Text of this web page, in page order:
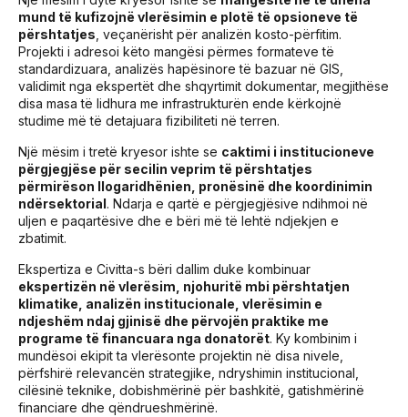
mund të kufizojnë vlerësimin e plotë të opsioneve të
përshtatjes , veçanërisht për analizën kosto-përfitim.
Projekti i adresoi këto mangësi përmes formateve të
standardizuara, analizës hapësinore të bazuar në GIS,
validimit nga ekspertët dhe shqyrtimit dokumentar, megjithëse
disa masa të lidhura me infrastrukturën ende kërkojnë
studime më të detajuara fizibiliteti në terren.
Një mësim i tretë kryesor ishte se caktimi i institucioneve
përgjegjëse për secilin veprim të përshtatjes
përmirëson llogaridhënien, pronësinë dhe koordinimin
ndërsektorial. Ndarja e qartë e përgjegjësive ndihmoi në
uljen e paqartësive dhe e bëri më të lehtë ndjekjen e
zbatimit.
Ekspertiza e Civitta-s bëri dallim duke kombinuar
ekspertizën në vlerësim, njohuritë mbi përshtatjen
klimatike, analizën institucionale, vlerësimin e
ndjeshëm ndaj gjinisë dhe përvojën praktike me
programe të financuara nga donatorët. Ky kombinim i
mundësoi ekipit ta vlerësonte projektin në disa nivele,
përfshirë relevancën strategjike, ndryshimin institucional,
cilësinë teknike, dobishmërinë për bashkitë, gatishmërinë
financiare dhe qëndrueshmërinë.